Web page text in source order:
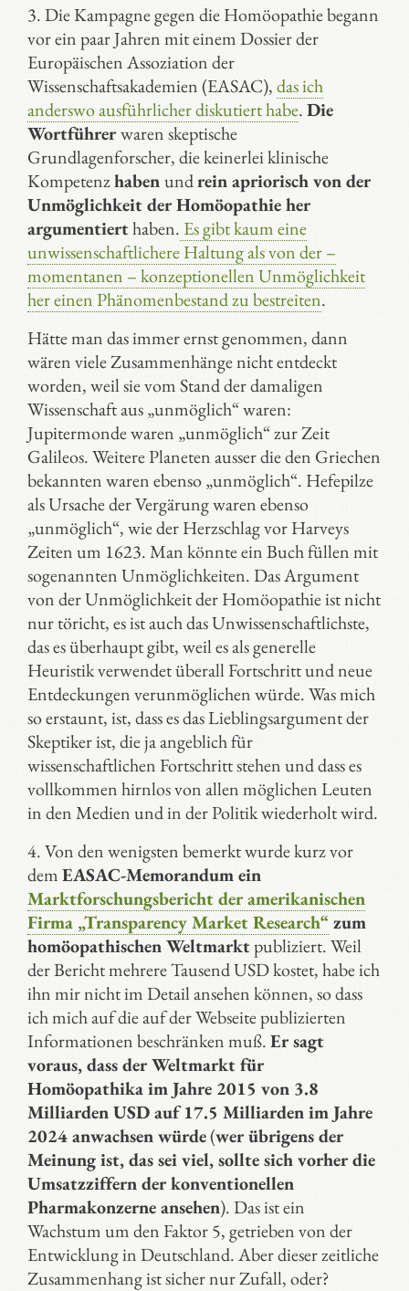
3. Die Kampagne gegen die Homöopathie begann
vor ein paar Jahren mit einem Dossier der
Europäischen Assoziation der
Wissenschaftsakademien (EASAC),das ich
anderswo ausführlicher diskutiert habe.Die
Wortführerwaren skeptische
Grundlagenforscher, die keinerlei klinische
Kompetenzhabenundrein apriorisch von der
Unmöglichkeit der Homöopathie her
argumentierthaben. Es gibt kaum eine
unwissenschaftlichere Haltung als von der –
momentanen – konzeptionellen Unmöglichkeit
her einen Phänomenbestand zu bestreiten.
Hätte man das immer ernst genommen, dann
wären viele Zusammenhänge nicht entdeckt
worden, weil sie vom Stand der damaligen
Wissenschaft aus „unmöglich“ waren:
Jupitermonde waren „unmöglich“ zur Zeit
Galileos. Weitere Planeten ausser die den Griechen
bekannten waren ebenso „unmöglich“. Hefepilze
als Ursache der Vergärung waren ebenso
„unmöglich“, wie der Herzschlag vor Harveys
Zeiten um 1623. Man könnte ein Buch füllen mit
sogenannten Unmöglichkeiten. Das Argument
von der Unmöglichkeit der Homöopathie ist nicht
nur töricht, es ist auch das Unwissenschaftlichste,
das es überhaupt gibt, weil es als generelle
Heuristik verwendet überall Fortschritt und neue
Entdeckungen verunmöglichen würde. Was mich
so erstaunt, ist, dass es das Lieblingsargument der
Skeptiker ist, die ja angeblich für
wissenschaftlichen Fortschritt stehen und dass es
vollkommen hirnlos von allen möglichen Leuten
in den Medien und in der Politik wiederholt wird.
4. Von den wenigsten bemerkt wurde kurz vor
demEASAC-Memorandum ein
Marktforschungsbericht der amerikanischen
Firma „Transparency Market Research“zum
homöopathischen Weltmarktpubliziert. Weil
der Bericht mehrere Tausend USD kostet, habe ich
ihn mir nicht im Detail ansehen können, so dass
ich mich auf die auf der Webseite publizierten
Informationen beschränken muß.Er sagt
voraus, dass der Weltmarkt für
Homöopathika im Jahre 2015 von 3.8
Milliarden USD auf 17.5 Milliarden im Jahre
2024 anwachsen würde(wer übrigens der
Meinung ist, das sei viel, sollte sich vorher die
Umsatzziffern der konventionellen
Pharmakonzerne ansehen). Das ist ein
Wachstum um den Faktor 5, getrieben von der
Entwicklung in Deutschland. Aber dieser zeitliche
Zusammenhang ist sicher nur Zufall, oder?